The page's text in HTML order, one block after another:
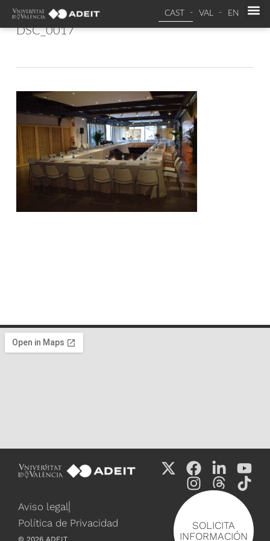
CAST VAL EN
SOLICITA
INFORMACIÓN
DSC_0017
Aviso legal
Política de Privacidad
© 2026 ADEIT